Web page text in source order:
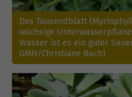
Das Tausendblatt
wüchsige
Wasser ist es ein guter
GMH/Christiane Bach)